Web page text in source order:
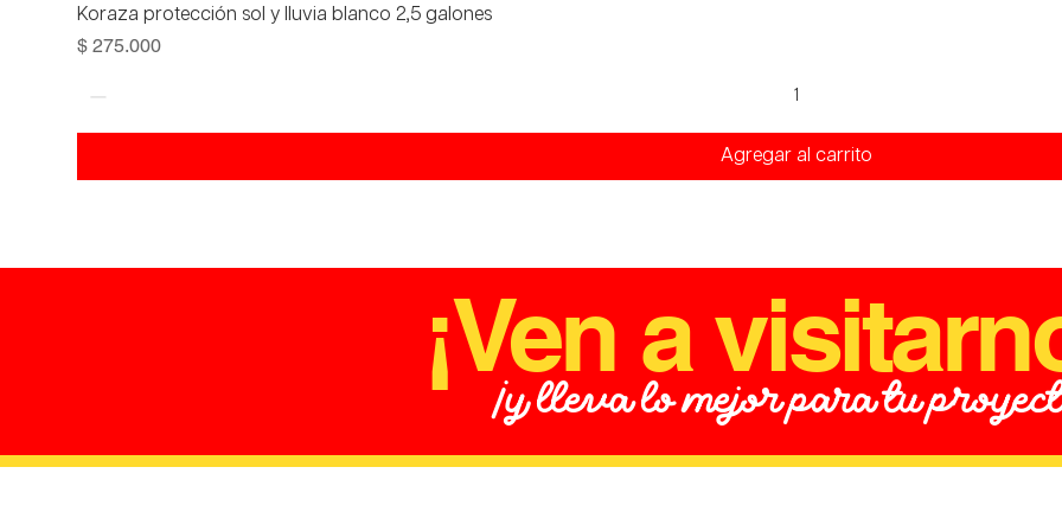
Koraza protección sol y lluvia blanco 2,5 galones
Precio
$ 275.000
Agregar al carrito
¡Ven a
¡y lleva lo mejor para tu